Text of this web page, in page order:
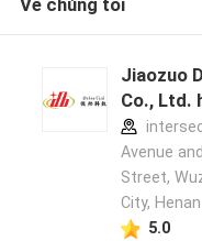
Về chúng tôi
Jiaozuo
Co., Ltd.
Avenue
Street,
City,
5.0